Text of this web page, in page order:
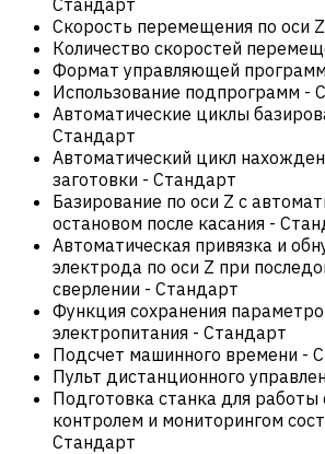
Скорость перемещения по оси Z
Количество скоростей
Формат управляющей
Использование подпрограмм -
Автоматические циклы
Стандарт
Автоматический цикл
заготовки - Стандарт
Базирование по оси Z с
остановом после касания -
Автоматическая привязка и
электрода по оси Z при
сверлении - Стандарт
Функция сохранения
электропитания - Стандарт
Подсчет машинного времени -
Пульт дистанционного
Подготовка станка для
контролем и мониторингом
Стандарт